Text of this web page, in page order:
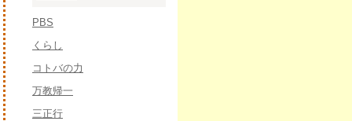
PBS
くらし
コトバの力
万教帰一
三正行